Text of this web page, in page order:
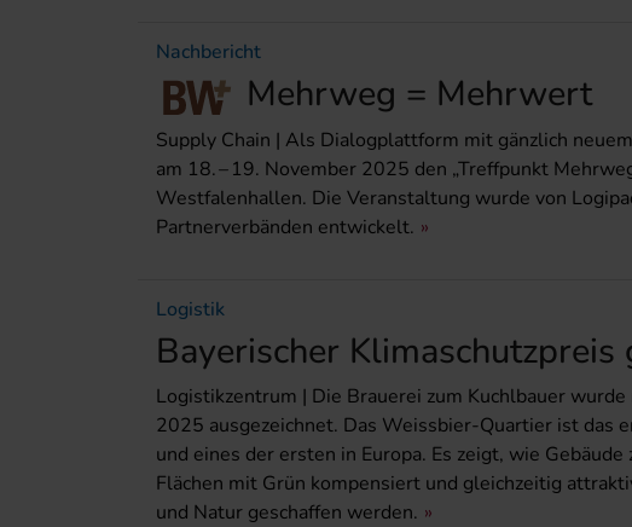
Nachbericht
Mehrweg = Mehrwert
Supply Chain | Als Dialogplattform mit gänzlich
am 18. – 19. November 2025 den „Treffpunkt
Westfalenhallen. Die Veranstaltung wurde von
Partnerverbänden entwickelt.
Logistik
Bayerischer
Logistikzentrum | Die Brauerei zum Kuchlbauer
2025 ausgezeichnet. Das Weissbier-Quartier ist das
und eines der ersten in Europa. Es zeigt, wie
Flächen mit Grün kompensiert und gleichzeitig
und Natur geschaffen werden.